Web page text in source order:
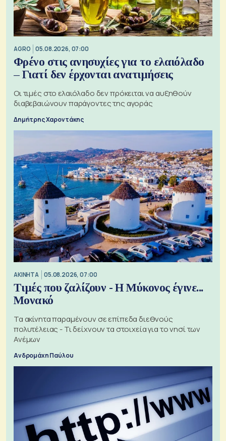
AGRO 05.08.2026, 07:00
Φρένο στις ανησυχίες για το ελαιόλαδο
– Γιατί δεν έρχονται ανατιμήσεις
Οι τιμές στο ελαιόλαδο δεν πρόκειται να αυξηθούν
διαβεβαιώνουν παράγοντες της αγοράς
Δημήτρης Χαροντάκης
ΑΚΙΝΗΤΑ 05.08.2026, 07:00
Τιμές που ζαλίζουν - Η Μύκονος έγινε...
Μονακό
Τα ακίνητα παραμένουν σε επίπεδα διεθνούς
πολυτέλειας - Τι δείχνουν τα στοιχεία για το νησί των
Ανέμων
Ανδρομάχη Παύλου